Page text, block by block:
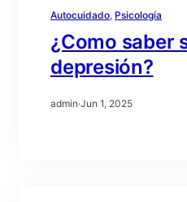
Autocuidado, Psicología
¿Como saber
depresión?
admin·Jun 1, 2025